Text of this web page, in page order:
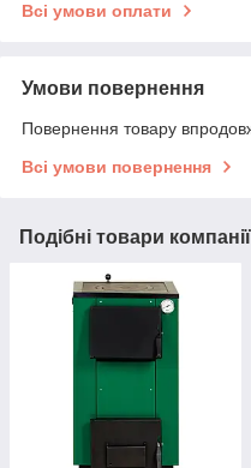
Всі умови оплати
Умови повернення
Повернення товару
Всі умови повернення
Подібні товари компанії